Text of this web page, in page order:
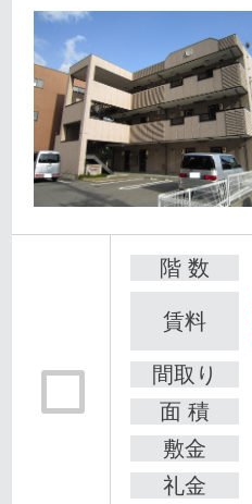
階 数
賃料
間取り
面 積
敷金
礼金